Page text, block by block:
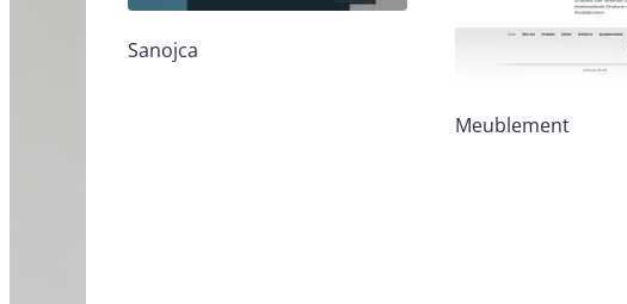
Sanojca
Meublement